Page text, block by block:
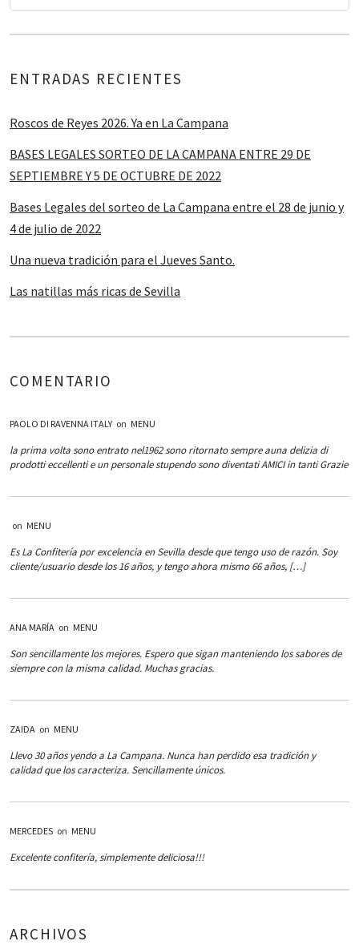
ENTRADAS RECIENTES
Roscos de Reyes 2026. Ya en La Campana
BASES LEGALES SORTEO DE LA CAMPANA ENTRE 29 DE
SEPTIEMBRE Y 5 DE OCTUBRE DE 2022
Bases Legales del sorteo de La Campana entre el 28 de junio y
4 de julio de 2022
Una nueva tradición para el Jueves Santo.
Las natillas más ricas de Sevilla
COMENTARIO
PAOLO DI RAVENNA ITALY on MENU
la prima volta sono entrato nel1962 sono ritornato sempre auna delizia di
prodotti eccellenti e un personale stupendo sono diventati AMICI in tanti Grazie
on MENU
Es La Confitería por excelencia en Sevilla desde que tengo uso de razón. Soy
cliente/usuario desde los 16 años, y tengo ahora mismo 66 años, […]
ANA MARÍA on MENU
Son sencillamente los mejores. Espero que sigan manteniendo los sabores de
siempre con la misma calidad. Muchas gracias.
ZAIDA on MENU
Llevo 30 años yendo a La Campana. Nunca han perdido esa tradición y
calidad que los caracteriza. Sencillamente únicos.
MERCEDES on MENU
Excelente confitería, simplemente deliciosa!!!
ARCHIVOS